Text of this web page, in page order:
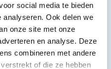
social media te bieden
Ook delen we
onze site met onze
en analyse. Deze
combineren met andere
of die ze hebben
190
PAN-SGM-HS-190
190